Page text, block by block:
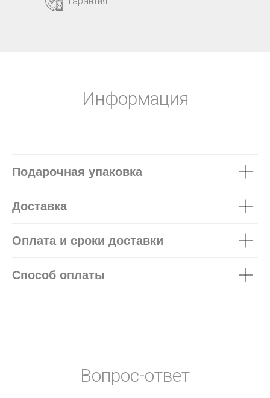
Информация
Подарочная упаковка
Доставка
Оплата и сроки доставки
Способ оплаты
Вопрос-ответ